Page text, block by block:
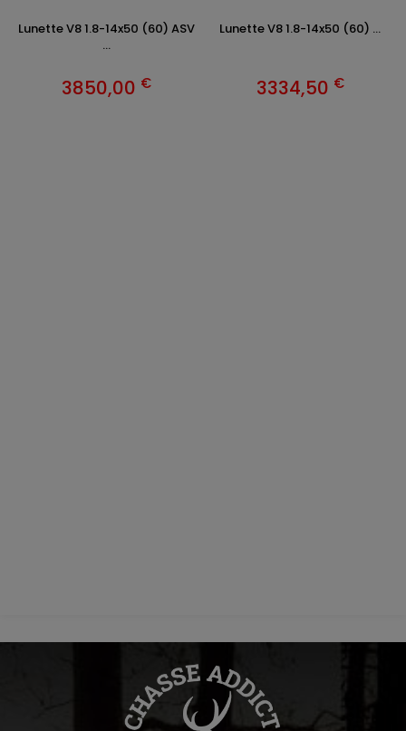
Lunette V8 1.8-14x50 (60) ASV
...
3850,00 €
Lunette V8 1.8-14x50 (60) ...
3334,50 €